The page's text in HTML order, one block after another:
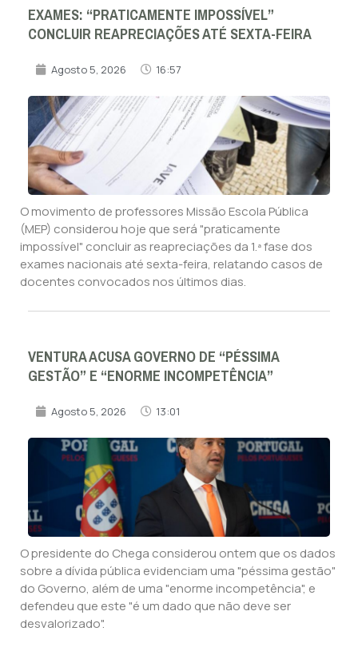
EXAMES: “PRATICAMENTE IMPOSSÍVEL”
CONCLUIR REAPRECIAÇÕES ATÉ SEXTA-FEIRA
Agosto 5, 2026 16:57
O movimento de professores Missão Escola Pública
(MEP) considerou hoje que será "praticamente
impossível" concluir as reapreciações da 1.ª fase dos
exames nacionais até sexta-feira, relatando casos de
docentes convocados nos últimos dias.
VENTURA ACUSA GOVERNO DE “PÉSSIMA
GESTÃO” E “ENORME INCOMPETÊNCIA”
Agosto 5, 2026 13:01
O presidente do Chega considerou ontem que os dados
sobre a dívida pública evidenciam uma "péssima gestão"
do Governo, além de uma "enorme incompetência", e
defendeu que este "é um dado que não deve ser
desvalorizado".